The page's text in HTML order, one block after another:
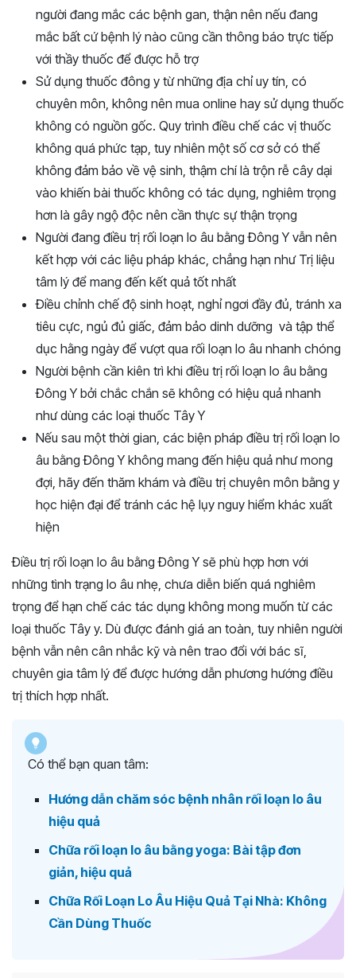
người đang mắc các bệnh gan, thận nên nếu đang
mắc bất cứ bệnh lý nào cũng cần thông báo trực tiếp
với thầy thuốc để được hỗ trợ
Sử dụng thuốc đông y từ những địa chỉ uy tín, có
chuyên môn, không nên mua online hay sử dụng thuốc
không có nguồn gốc. Quy trình điều chế các vị thuốc
không quá phức tạp, tuy nhiên một số cơ sở có thể
không đảm bảo về vệ sinh, thậm chí là trộn rễ cây dại
vào khiến bài thuốc không có tác dụng, nghiêm trọng
hơn là gây ngộ độc nên cần thực sự thận trọng
Người đang điều trị rối loạn lo âu bằng Đông Y vẫn nên
kết hợp với các liệu pháp khác, chẳng hạn như Trị liệu
tâm lý để mang đến kết quả tốt nhất
Điều chỉnh chế độ sinh hoạt, nghỉ ngơi đầy đủ, tránh xa
tiêu cực, ngủ đủ giấc, đảm bảo dinh dưỡng và tập thể
dục hằng ngày để vượt qua rối loạn lo âu nhanh chóng
Người bệnh cần kiên trì khi điều trị rối loạn lo âu bằng
Đông Y bởi chắc chắn sẽ không có hiệu quả nhanh
như dùng các loại thuốc Tây Y
Nếu sau một thời gian, các biện pháp điều trị rối loạn lo
âu bằng Đông Y không mang đến hiệu quả như mong
đợi, hãy đến thăm khám và điều trị chuyên môn bằng y
học hiện đại để tránh các hệ lụy nguy hiểm khác xuất
hiện
Điều trị rối loạn lo âu bằng Đông Y sẽ phù hợp hơn với
những tình trạng lo âu nhẹ, chưa diễn biến quá nghiêm
trọng để hạn chế các tác dụng không mong muốn từ các
loại thuốc Tây y. Dù được đánh giá an toàn, tuy nhiên người
bệnh vẫn nên cân nhắc kỹ và nên trao đổi với bác sĩ,
chuyên gia tâm lý để được hướng dẫn phương hướng điều
trị thích hợp nhất.
Có thể bạn quan tâm:
Hướng dẫn chăm sóc bệnh nhân rối loạn lo âu
hiệu quả
Chữa rối loạn lo âu bằng yoga: Bài tập đơn
giản, hiệu quả
Chữa Rối Loạn Lo Âu Hiệu Quả Tại Nhà: Không
Cần Dùng Thuốc